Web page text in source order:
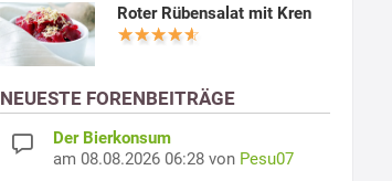
Roter Rübensalat mit Kren
NEUESTE FORENBEITRÄGE
Der Bierkonsum
am 08.08.2026 06:28 von Pesu07